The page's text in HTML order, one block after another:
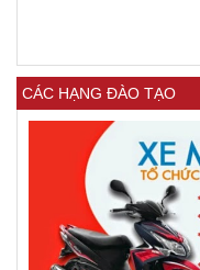
CÁC HẠNG ĐÀO TẠO